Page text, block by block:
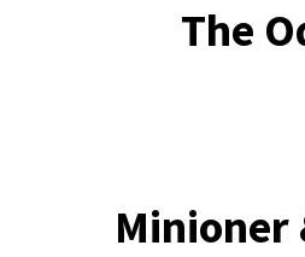
The
Minioner